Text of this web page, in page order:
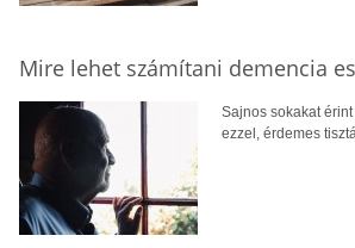
Mire lehet számítani demencia
Sajnos sokakat
ezzel, érdemes